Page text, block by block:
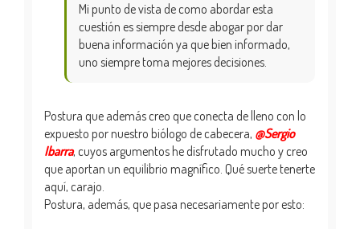
Mi punto de vista de como abordar esta
cuestión es siempre desde abogar por dar
buena información ya que bien informado,
uno siempre toma mejores decisiones.
Postura que además creo que conecta de lleno con lo
expuesto por nuestro biólogo de cabecera, @Sergio
Ibarra, cuyos argumentos he disfrutado mucho y creo
que aportan un equilibrio magnífico. Qué suerte tenerte
aquí, carajo.
Postura, además, que pasa necesariamente por esto: